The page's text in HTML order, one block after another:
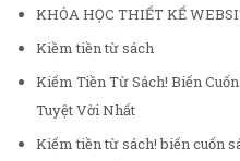
KHÓA HỌC THIẾT KẾ
Kiềm tiền từ sách
Kiếm Tiền Từ Sách! Biến
Tuyệt Vời Nhất
Kiếm tiền từ sách! biến cuốn